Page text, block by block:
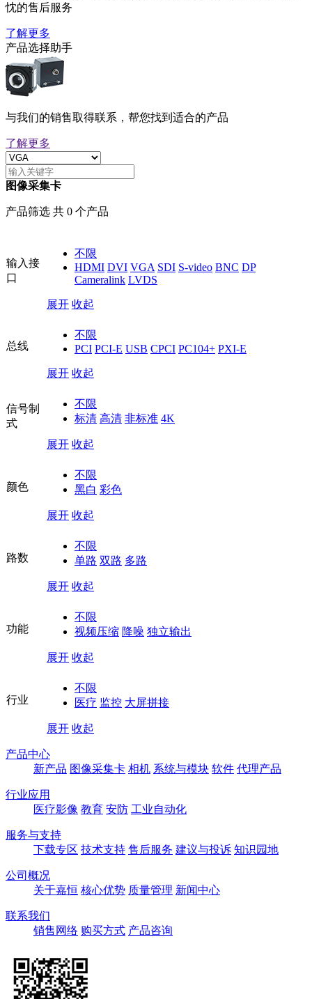
忱的售后服务
了解更多
产品选择助手
与我们的销售取得联系，帮您找到适合的产品
了解更多
图像采集卡
产品筛选 共 0 个产品
输入接
口
不限
HDMI DVI VGA SDI S-video BNC DP
Cameralink LVDS
展开 收起
总线
不限
PCI PCI-E USB CPCI PC104+ PXI-E
展开 收起
信号制
式
不限
标清 高清 非标准 4K
展开 收起
颜色
不限
黑白 彩色
展开 收起
路数
不限
单路 双路 多路
展开 收起
功能
不限
视频压缩 降噪 独立输出
展开 收起
行业
不限
医疗 监控 大屏拼接
展开 收起
产品中心
新产品 图像采集卡 相机 系统与模块 软件 代理产品
行业应用
医疗影像 教育 安防 工业自动化
服务与支持
下载专区 技术支持 售后服务 建议与投诉 知识园地
公司概况
关于嘉恒 核心优势 质量管理 新闻中心
联系我们
销售网络 购买方式 产品咨询